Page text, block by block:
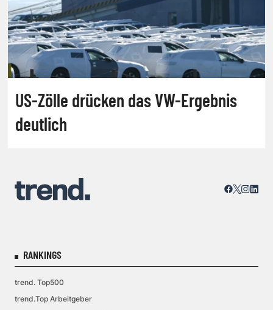
US-Zölle drücken das VW-Ergebnis
deutlich
RANKINGS
trend. Top500
trend.Top Arbeitgeber